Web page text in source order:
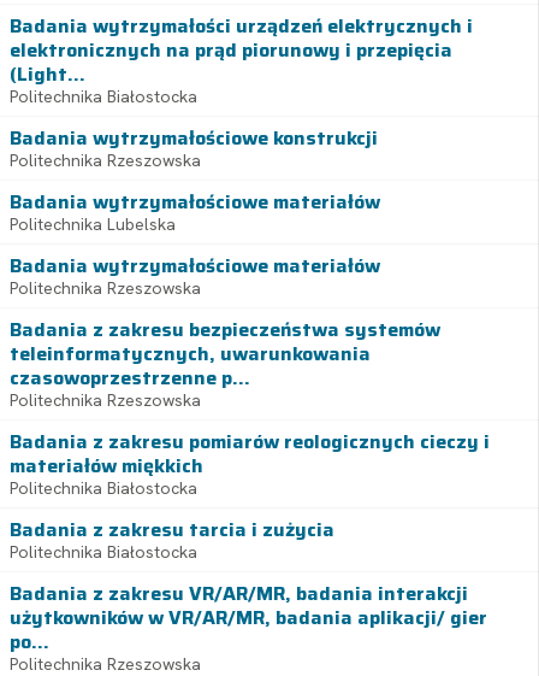
Badania wytrzymałości urządzeń elektrycznych i
elektronicznych na prąd piorunowy i przepięcia
(Light...
Politechnika Białostocka
Badania wytrzymałościowe konstrukcji
Politechnika Rzeszowska
Badania wytrzymałościowe materiałów
Politechnika Lubelska
Badania wytrzymałościowe materiałów
Politechnika Rzeszowska
Badania z zakresu bezpieczeństwa systemów
teleinformatycznych, uwarunkowania
czasowoprzestrzenne p...
Politechnika Rzeszowska
Badania z zakresu pomiarów reologicznych cieczy i
materiałów miękkich
Politechnika Białostocka
Badania z zakresu tarcia i zużycia
Politechnika Białostocka
Badania z zakresu VR/AR/MR, badania interakcji
użytkowników w VR/AR/MR, badania aplikacji/ gier
po...
Politechnika Rzeszowska